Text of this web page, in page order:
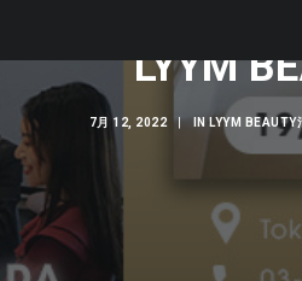
LYYM
7月 12, 2022 | IN LYYM BEAUTY